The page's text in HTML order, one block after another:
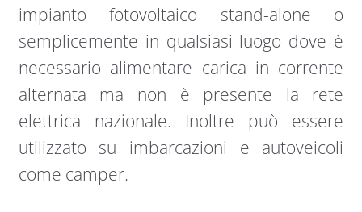
impianto fotovoltaico stand-alone o
semplicemente in qualsiasi luogo dove è
necessario alimentare carica in corrente
alternata ma non è presente la rete
elettrica nazionale. Inoltre può essere
utilizzato su imbarcazioni e autoveicoli
come camper.